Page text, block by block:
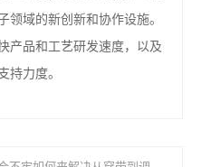
领域的新创新和协作设施。
产品和工艺研发速度，以及
持力度。